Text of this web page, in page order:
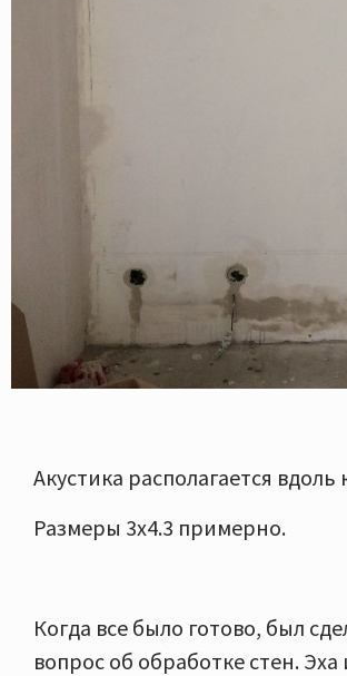
Акустика располагается
Размеры 3х4.3 примерно.
Когда все было готово, был
вопрос об обработке стен.